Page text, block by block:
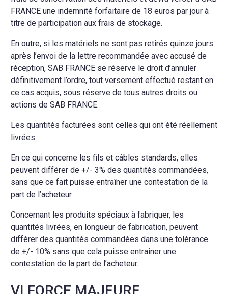
FRANCE une indemnité forfaitaire de 18 euros par jour à
titre de participation aux frais de stockage.
En outre, si les matériels ne sont pas retirés quinze jours
après l’envoi de la lettre recommandée avec accusé de
réception, SAB FRANCE se réserve le droit d’annuler
définitivement l’ordre, tout versement effectué restant en
ce cas acquis, sous réserve de tous autres droits ou
actions de SAB FRANCE.
Les quantités facturées sont celles qui ont été réellement
livrées.
En ce qui concerne les fils et câbles standards, elles
peuvent différer de +/- 3% des quantités commandées,
sans que ce fait puisse entraîner une contestation de la
part de l’acheteur.
Concernant les produits spéciaux à fabriquer, les
quantités livrées, en longueur de fabrication, peuvent
différer des quantités commandées dans une tolérance
de +/- 10% sans que cela puisse entraîner une
contestation de la part de l’acheteur.